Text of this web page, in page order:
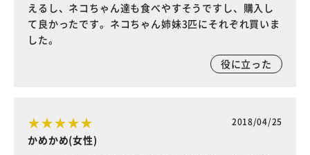
えるし、ネコちゃん達も食べやすそうですし、購入し
て良かったです。ネコちゃん姉妹3匹にそれぞれ買いま
した。
役に立った
2018/04/25
かめかめ(女性)